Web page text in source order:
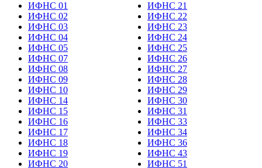
ИФНС 01
ИФНС 02
ИФНС 03
ИФНС 04
ИФНС 05
ИФНС 07
ИФНС 08
ИФНС 09
ИФНС 10
ИФНС 14
ИФНС 15
ИФНС 16
ИФНС 17
ИФНС 18
ИФНС 19
ИФНС 20
ИФНС 21
ИФНС 22
ИФНС 23
ИФНС 24
ИФНС 25
ИФНС 26
ИФНС 27
ИФНС 28
ИФНС 29
ИФНС 30
ИФНС 31
ИФНС 33
ИФНС 34
ИФНС 36
ИФНС 43
ИФНС 51